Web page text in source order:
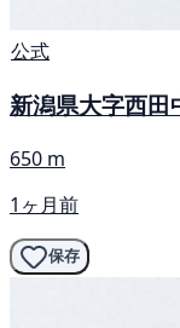
公式
新潟県大字西田
650 m
1ヶ月前
保存